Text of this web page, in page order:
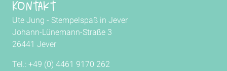
Kontakt
Ute Jung - Stempelspaß in Jever
Johann-Lünemann-Straße 3
26441 Jever
Tel.: +49 (0) 4461 9170 262